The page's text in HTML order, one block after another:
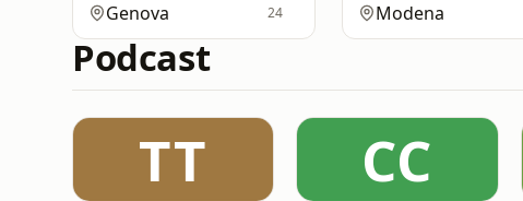
Genova 24 Modena
Podcast
TT CC